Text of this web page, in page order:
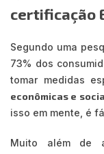
certificação
Segundo uma
73% dos
tomar medidas
econômicas e
isso em mente, é
Muito além de